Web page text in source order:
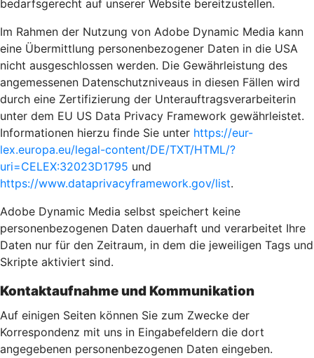
bedarfsgerecht auf unserer Website bereitzustellen.
Im Rahmen der Nutzung von Adobe Dynamic Media kann
eine Übermittlung personenbezogener Daten in die USA
nicht ausgeschlossen werden. Die Gewährleistung des
angemessenen Datenschutzniveaus in diesen Fällen wird
durch eine Zertifizierung der Unterauftragsverarbeiterin
unter dem EU US Data Privacy Framework gewährleistet.
Informationen hierzu finde Sie unter https://eur-
lex.europa.eu/legal-content/DE/TXT/HTML/?
uri=CELEX:32023D1795 und
https://www.dataprivacyframework.gov/list.
Adobe Dynamic Media selbst speichert keine
personenbezogenen Daten dauerhaft und verarbeitet Ihre
Daten nur für den Zeitraum, in dem die jeweiligen Tags und
Skripte aktiviert sind.
Kontaktaufnahme und Kommunikation
Auf einigen Seiten können Sie zum Zwecke der
Korrespondenz mit uns in Eingabefeldern die dort
angegebenen personenbezogenen Daten eingeben.